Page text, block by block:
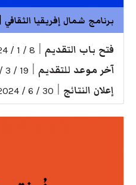
برنامج شمال إفريقيا الثقافي |
فتح باب التقديم 8 / 1 / 2024
آخر موعد للتقديم 19 / 3 / 2024
إعلان النتائج 30 / 6 / 2024